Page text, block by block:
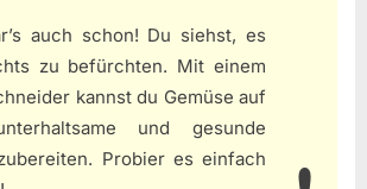
auch schon! Du siehst, es
zu befürchten. Mit einem
kannst du Gemüse auf
und gesunde
Probier es einfach